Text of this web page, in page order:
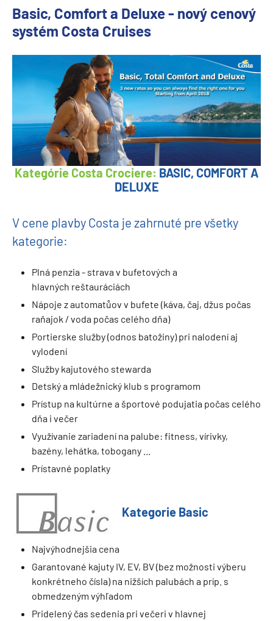
Basic, Comfort a Deluxe - nový cenový
systém Costa Cruises
Kategórie Costa Crociere: BASIC, COMFORT A
DELUXE
V cene plavby Costa je zahrnuté pre všetky
kategorie:
Plná penzia - strava v bufetových a
hlavných reštauráciách
Nápoje z automatůov v bufete (káva, čaj, džus počas
raňajok / voda počas celého dňa)
Portierske služby (odnos batožiny) pri nalodení aj
vylodení
Služby kajutového stewarda
Detský a mládežnický klub s programom
Prístup na kultúrne a športové podujatia počas celého
dňa i večer
Využívanie zariadení na palube: fitness, vírivky,
bazény, lehátka, tobogany ...
Prístavné poplatky
Kategorie Basic
Najvýhodnejšia cena
Garantované kajuty IV, EV, BV (bez možnosti výberu
konkrétneho čísla) na nižších palubách a príp. s
obmedzeným výhľadom
Pridelený čas sedenia pri večeri v hlavnej